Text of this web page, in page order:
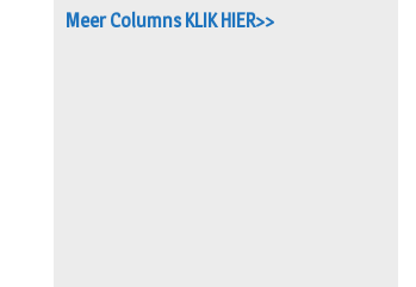
Meer Columns KLIK HIER>>